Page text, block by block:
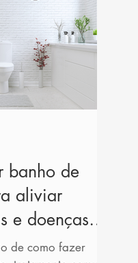
banho de
aliviar
e doenças
de como fazer